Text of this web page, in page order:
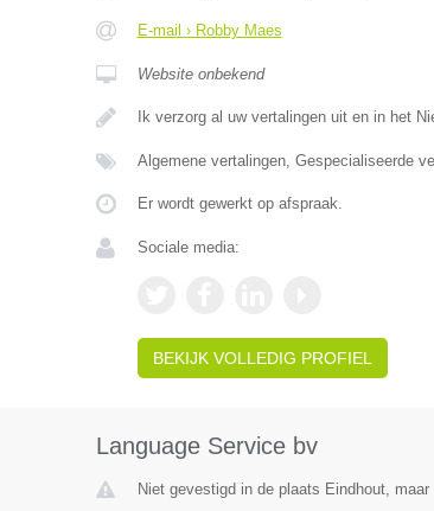
E-mail › Robby Maes
Website onbekend
Ik verzorg al uw vertalingen uit en in het
Algemene vertalingen, Gespecialiseerde
Er wordt gewerkt op afspraak.
Sociale media:
BEKIJK VOLLEDIG PROFIEL
Language Service bv
Niet gevestigd in de plaats Eindhout,